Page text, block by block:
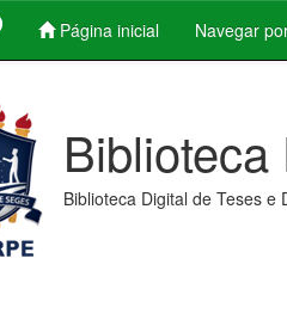
Página inicial Navegar
Biblioteca Digital de Teses e